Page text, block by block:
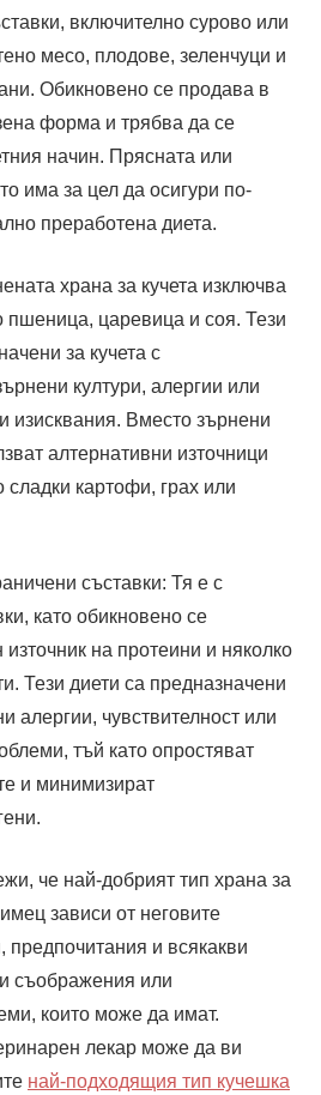
включително сурово или
месо, плодове, зеленчуци и
Обикновено се продава в
форма и трябва да се
начин. Прясната или
има за цел да осигури по-
преработена диета.
храна за кучета изключва
пшеница, царевица и соя. Тези
за кучета с
култури, алергии или
изисквания. Вместо зърнени
алтернативни източници
сладки картофи, грах или
съставки: Тя е с
като обикновено се
на протеини и няколко
Тези диети са предназначени
алергии, чувствителност или
тъй като опростяват
и минимизират
че най-добрият тип храна за
зависи от неговите
и всякакви
съображения или
които може да имат.
лекар може да ви
най-подходящия тип кучешка